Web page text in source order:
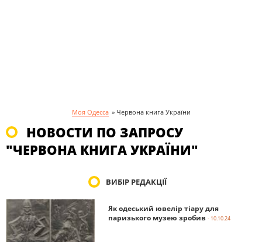
Моя Одесса » Червона книга України
НОВОСТИ ПО ЗАПРОСУ
"ЧЕРВОНА КНИГА УКРАЇНИ"
ВИБІР РЕДАКЦІЇ
Як одеський ювелір тіару для
паризького музею зробив - 10.10.24